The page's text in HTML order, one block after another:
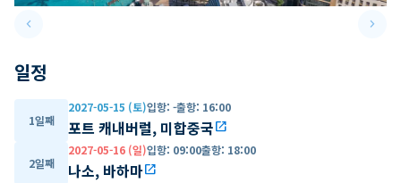
keyboard_arrow_leftPrevious slide keyboard_arrow_right
일정
1일째
2027-05-15 (토)입항: -출항: 16:00
포트 캐내버럴, 미합중국open_in_new
2일째
2027-05-16 (일)입항: 09:00출항: 18:00
나소, 바하마open_in_new